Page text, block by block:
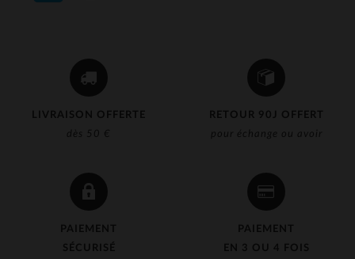
LIVRAISON OFFERTE
dès 50 €
RETOUR 90J OFFERT
pour échange ou avoir
PAIEMENT
SÉCURISÉ
PAIEMENT
EN 3 OU 4 FOIS